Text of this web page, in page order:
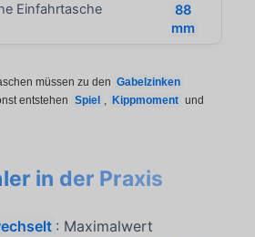
Einfahrtasche
88
mm
müssen zu den Gabelzinken
entstehen Spiel , Kippmoment und
in der Praxis
: Maximalwert